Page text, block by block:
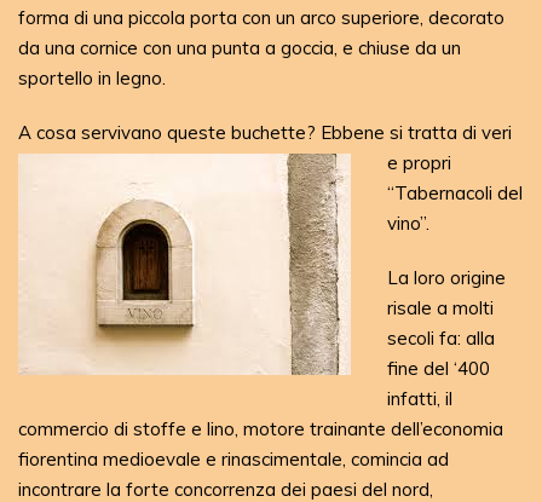
forma di una piccola porta con un arco superiore, decorato
da una cornice con una punta a goccia, e chiuse da un
sportello in legno.
A cosa servivano queste buchette? Ebbene si tratta di veri
e propri
“Tabernacoli del
vino”.
La loro origine
risale a molti
secoli fa: alla
fine del ‘400
infatti, il
commercio di stoffe e lino, motore trainante dell’economia
fiorentina medioevale e rinascimentale, comincia ad
incontrare la forte concorrenza dei paesi del nord,